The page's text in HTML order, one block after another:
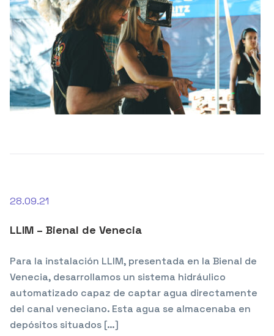
28.09.21
LLIM – Bienal de Venecia
Para la instalación LLIM, presentada en la Bienal de
Venecia, desarrollamos un sistema hidráulico
automatizado capaz de captar agua directamente
del canal veneciano. Esta agua se almacenaba en
depósitos situados […]